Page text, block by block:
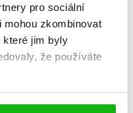
pro sociální
mohou zkombinovat
které jim byly
že používáte